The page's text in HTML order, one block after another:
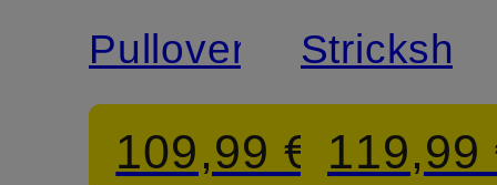
LAUREN
Pullover
109,99 €
LAUREN
Strickshirt
119,99